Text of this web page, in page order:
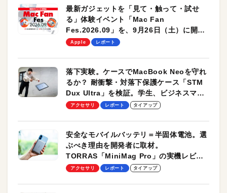
最新ガジェットを「見て・触って・試せ
る」体験イベント「Mac Fan
Fes.2026.09」を、9月26日（土）に開催
します！
Apple レポート
落下実験。ケースでMacBook Neoを守れ
るか？ 耐衝撃・対落下保護ケース「STM
Dux Ultra」を検証。学生、ビジネスマン
のモバイルユースに最適！
アクセサリ レポート タイアップ
安全なモバイルバッテリ＝半固体電池。選
ぶべき理由を開発者に取材。
TORRAS「MiniMag Pro」の実機レビュ
ーも
アクセサリ レポート タイアップ